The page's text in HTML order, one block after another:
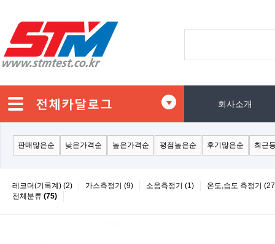
회사소개
판매많은순 낮은가격순 높은가격순 평점높은순 후기많은순 최근
레코더(기록계) (2) 가스측정기 (9) 소음측정기 (1)
온도,습도 측정기
전체분류 (75)